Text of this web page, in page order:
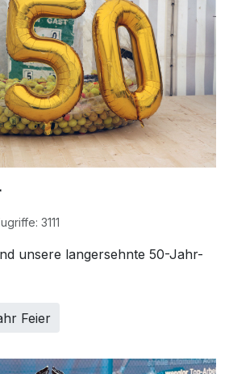
3111
unsere langersehnte 50-Jahr-
Feier